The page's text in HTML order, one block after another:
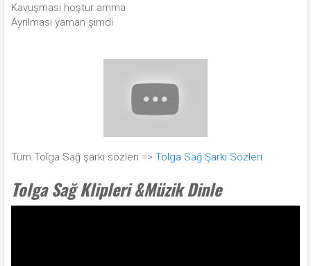
Kavuşması hoştur amma
Ayrılması yaman şimdi
Tüm Tolga Sağ şarkı sözleri => Tolga Sağ Şarkı Sözleri
Tolga Sağ Klipleri &Müzik Dinle